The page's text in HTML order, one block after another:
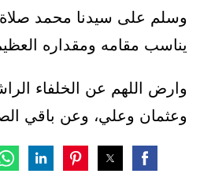
وسلم على سيدنا محمد صلاة
يناسب مقامه ومقداره
وارض اللهم عن الخلفاء
وعثمان وعلي، وعن باقي